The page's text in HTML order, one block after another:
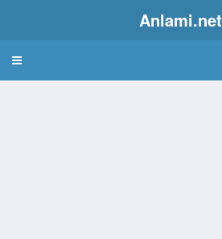
Anlami.net
Bulmaca